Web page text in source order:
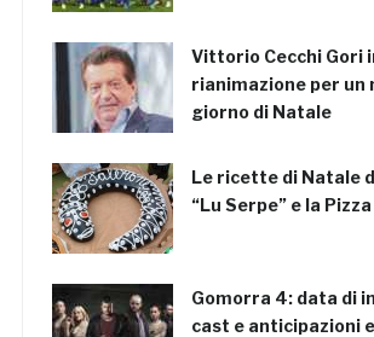
Vittorio Cecchi Gori
rianimazione per un
giorno di Natale
Le ricette di Natale
“Lu Serpe” e la
Gomorra 4: data di
cast e anticipazioni